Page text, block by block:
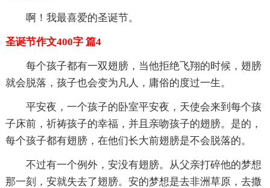
啊！我最喜爱的圣诞节。
圣诞节作文400字 篇4
每个孩子都有一双翅膀，当他拒绝飞翔的时候，翅膀
就会脱落，孩子也会变为凡人，庸俗的度过一生。
平安夜，一个孩子的卧室平安夜，天使会来到每个孩
子床前，祈祷孩子的幸福，并且亲吻孩子的翅膀。是的，
每个孩子都有翅膀，在他们长大前翅膀是不会脱落的。
不过有一个例外，安没有翅膀。从父亲打碎他的梦想
那一刻，安就失去了翅膀。安的梦想是去非洲草原，去撒